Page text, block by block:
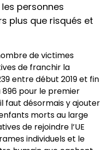
personnes
plus que risqués et
de victimes
de franchir la
entre début 2019 et fin
896 pour le premier
faut désormais y ajouter
morts au large
de rejoindre l’UE
individuels et le